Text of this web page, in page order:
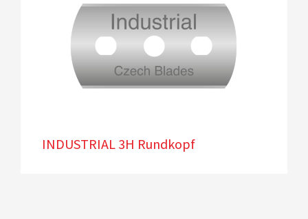
INDUSTRIAL 3H Rundkopf